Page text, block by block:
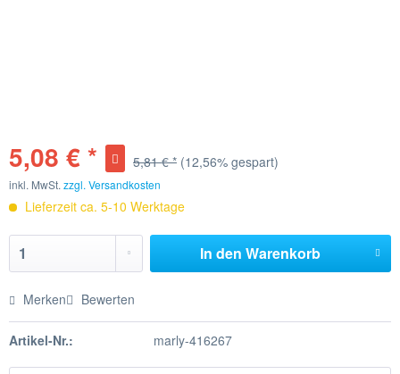
5,08 € * 5,81 € * (12,56% gespart)
inkl. MwSt. zzgl. Versandkosten
Lieferzeit ca. 5-10 Werktage
In den Warenkorb
Merken Bewerten
Artikel-Nr.: marly-416267